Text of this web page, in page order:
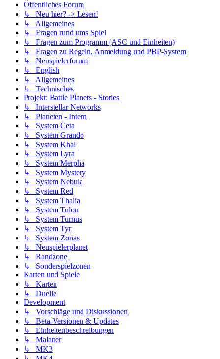
Öffentliches Forum
↳ Neu hier? -> Lesen!
↳ Allgemeines
↳ Fragen rund ums Spiel
↳ Fragen zum Programm (ASC und Einheiten)
↳ Fragen zu Regeln, Anmeldung und PBP-System
↳ Neuspielerforum
↳ English
↳ Allgemeines
↳ Technisches
Projekt: Battle Planets - Stories
↳ Interstellar Networks
↳ Planeten - Intern
↳ System Ceta
↳ System Grando
↳ System Khal
↳ System Lyra
↳ System Merpha
↳ System Mystery
↳ System Nebula
↳ System Red
↳ System Thalia
↳ System Tulon
↳ System Turnus
↳ System Tyr
↳ System Zonas
↳ Neuspielerplanet
↳ Randzone
↳ Sonderspielzonen
Karten und Spiele
↳ Karten
↳ Duelle
Development
↳ Vorschläge und Diskussionen
↳ Beta-Versionen & Updates
↳ Einheitenbeschreibungen
↳ Malaner
↳ MK3